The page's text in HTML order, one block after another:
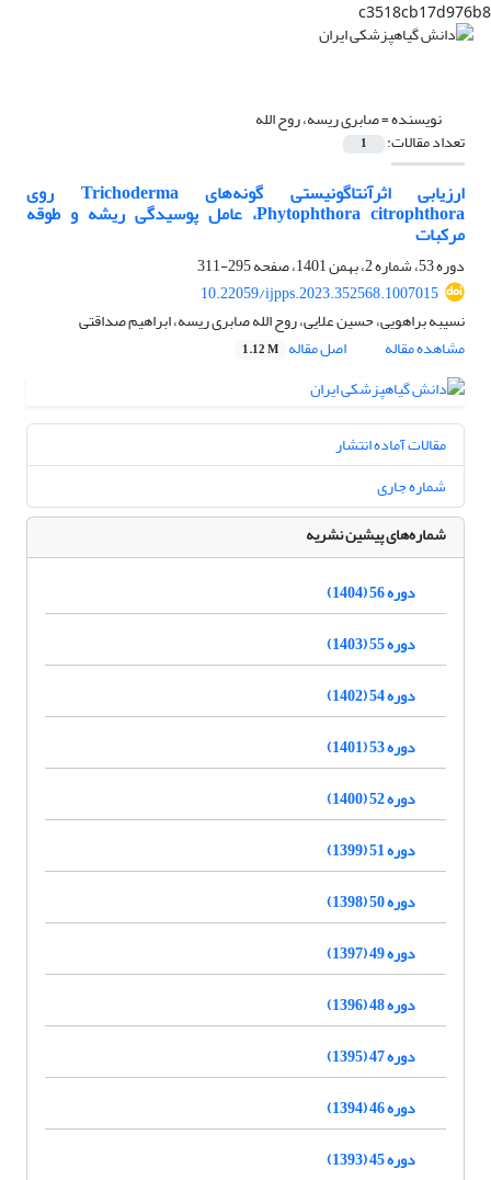
c3518cb17d976b8
نویسنده =صابری ریسه، روح الله
تعداد مقالات: 1
ارزیابی اثرآنتاگونیستی گونه‌های Trichoderma روی
Phytophthora citrophthora، عامل پوسیدگی ریشه و طوقه
مرکبات
دوره 53، شماره 2، بهمن 1401، صفحه
295-311
10.22059/ijpps.2023.352568.1007015
نسیبه براهویی، حسین علایی، روح الله صابری ریسه، ابراهیم صداقتی
مشاهده مقاله
اصل مقاله 1.12 M
مقالات آماده انتشار
شماره جاری
شماره‌های پیشین نشریه
دوره 56 (1404)
دوره 55 (1403)
دوره 54 (1402)
دوره 53 (1401)
دوره 52 (1400)
دوره 51 (1399)
دوره 50 (1398)
دوره 49 (1397)
دوره 48 (1396)
دوره 47 (1395)
دوره 46 (1394)
دوره 45 (1393)